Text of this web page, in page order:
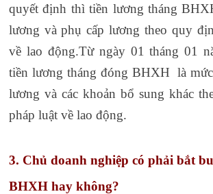
quyết định thì tiền lương tháng
lương và phụ cấp lương theo quy
về lao động.Từ ngày 01 tháng 01
tiền lương tháng đóng BHXH là
lương và các khoản bổ sung khác
pháp luật về lao động.
3. Chủ doanh nghiệp có phải bắt
BHXH hay không?